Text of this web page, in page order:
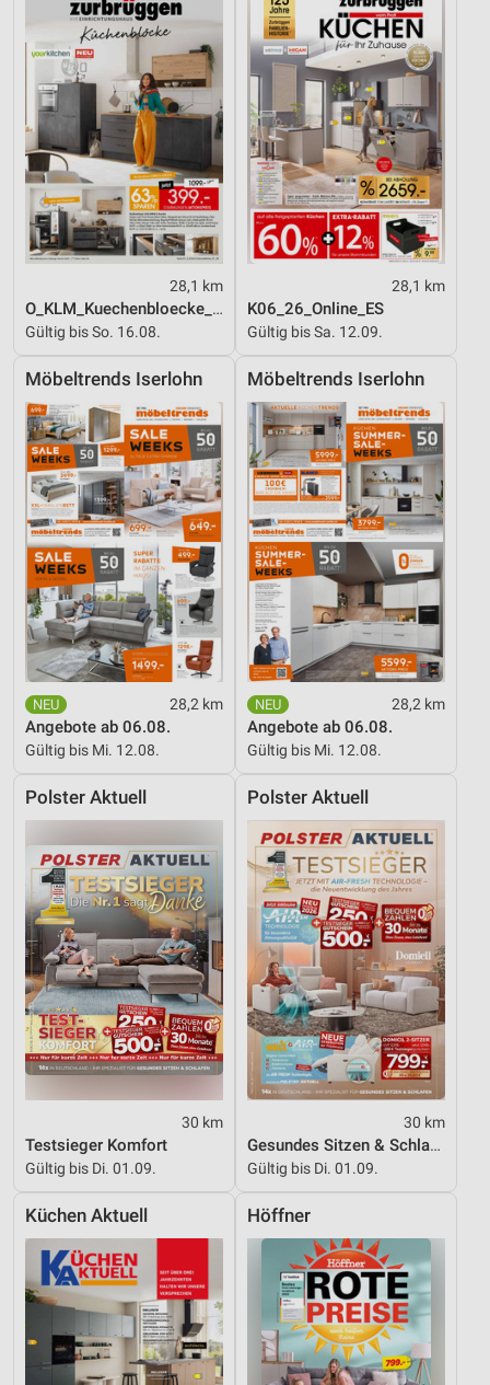
28,1 km
O_KLM_Kuechenbloecke_01_26_ES
Gültig bis So. 16.08.
28,1 km
K06_26_Online_ES
Gültig bis Sa. 12.09.
Möbeltrends Iserlohn
28,2 km
Angebote ab 06.08.
Gültig bis Mi. 12.08.
Möbeltrends Iserlohn
28,2 km
Angebote ab 06.08.
Gültig bis Mi. 12.08.
Polster Aktuell
30 km
Testsieger Komfort
Gültig bis Di. 01.09.
Polster Aktuell
30 km
Gesundes Sitzen & Schlafen
Gültig bis Di. 01.09.
Küchen Aktuell Höffner